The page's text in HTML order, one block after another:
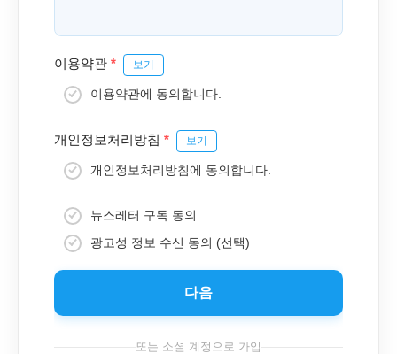
이용약관 * 보기
이용약관에 동의합니다.
개인정보처리방침 * 보기
개인정보처리방침에 동의합니다.
뉴스레터 구독 동의
광고성 정보 수신 동의 (선택)
다음
또는 소셜 계정으로 가입